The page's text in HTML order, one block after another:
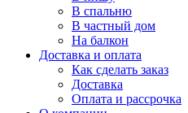
В спальню
В частный дом
На балкон
Доставка и оплата
Как сделать заказ
Доставка
Оплата и рассрочка